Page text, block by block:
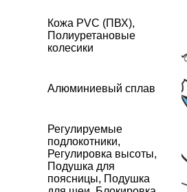
Кожа PVC (ПВХ),
Полиуретановые
колесики
Алюминиевый сплав
Регулируемые
подлокотники,
Регулировка высоты,
Подушка для
поясницы, Подушка